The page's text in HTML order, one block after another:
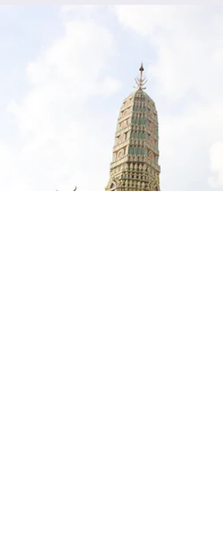
Le temple Bayon au
Cambodge-Le génie des
bâtisseurs de l'empire khmer